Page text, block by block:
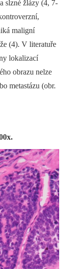
slzné žlázy (4, 7-
maligní
(4). V literatuře
lokalizací
obrazu nelze
metastázu (obr.